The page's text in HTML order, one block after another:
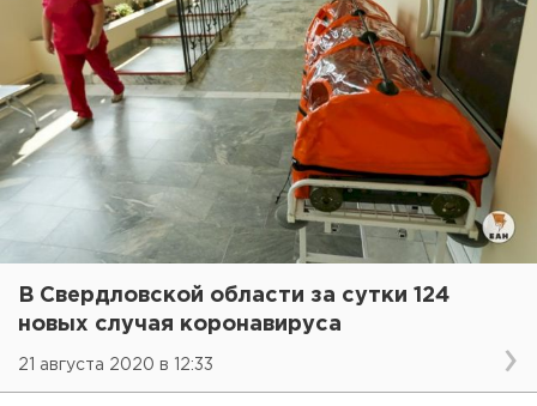
В Свердловской области за сутки 124
новых случая коронавируса
21 августа 2020 в 12:33